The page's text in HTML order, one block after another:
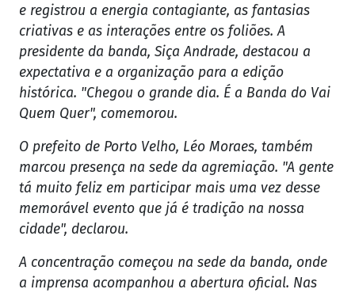
e registrou a energia contagiante, as fantasias
criativas e as interações entre os foliões. A
presidente da banda, Siça Andrade, destacou a
expectativa e a organização para a edição
histórica. "Chegou o grande dia. É a Banda do Vai
Quem Quer", comemorou.
O prefeito de Porto Velho, Léo Moraes, também
marcou presença na sede da agremiação. "A gente
tá muito feliz em participar mais uma vez desse
memorável evento que já é tradição na nossa
cidade", declarou.
A concentração começou na sede da banda, onde
a imprensa acompanhou a abertura oficial. Nas